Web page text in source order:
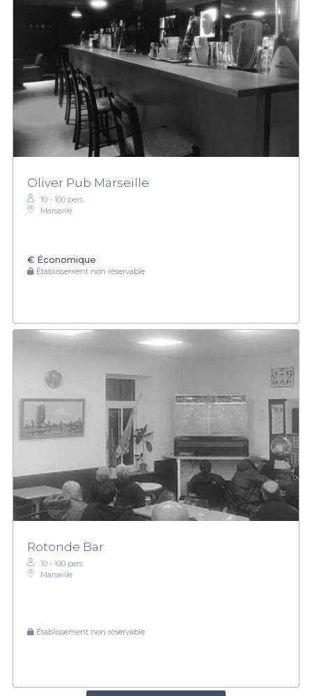
Oliver Pub Marseille
10 - 100 pers.
Marseille
€ Économique
Établissement non réservable
Rotonde Bar
10 - 100 pers.
Marseille
Établissement non réservable